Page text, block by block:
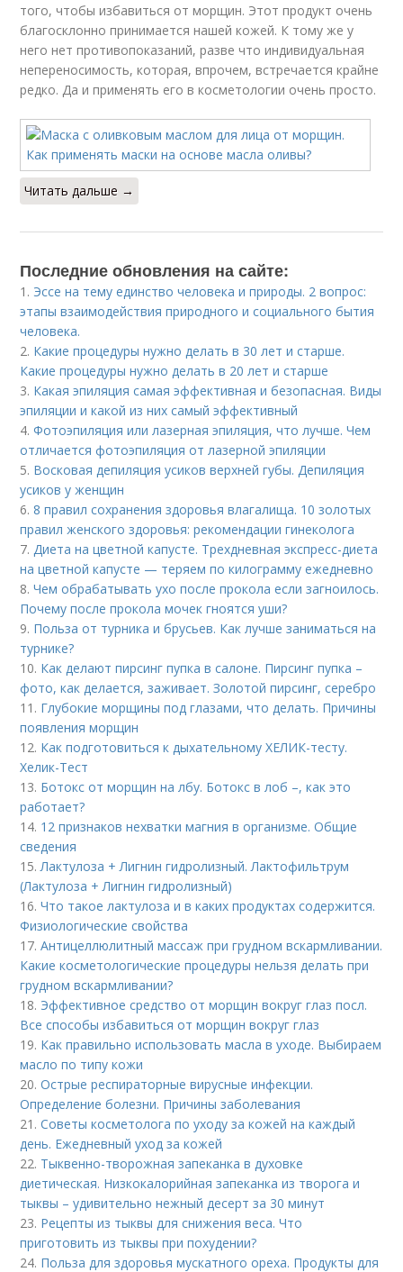
того, чтобы избавиться от морщин. Этот продукт очень
благосклонно принимается нашей кожей. К тому же у
него нет противопоказаний, разве что индивидуальная
непереносимость, которая, впрочем, встречается крайне
редко. Да и применять его в косметологии очень просто.
Читать дальше →
Последние обновления на сайте:
1. Эссе на тему единство человека и природы. 2 вопрос:
этапы взаимодействия природного и социального бытия
человека.
2. Какие процедуры нужно делать в 30 лет и старше.
Какие процедуры нужно делать в 20 лет и старше
3. Какая эпиляция самая эффективная и безопасная. Виды
эпиляции и какой из них самый эффективный
4.Фотоэпиляция или лазерная эпиляция, что лучше. Чем
отличается фотоэпиляция от лазерной эпиляции
5. Восковая депиляция усиков верхней губы. Депиляция
усиков у женщин
6.8 правил сохранения здоровья влагалища. 10 золотых
правил женского здоровья: рекомендации гинеколога
7. Диета на цветной капусте. Трехдневная экспресс-диета
на цветной капусте — теряем по килограмму ежедневно
8.Чем обрабатывать ухо после прокола если загноилось.
Почему после прокола мочек гноятся уши?
9. Польза от турника и брусьев. Как лучше заниматься на
турнике?
10. Как делают пирсинг пупка в салоне. Пирсинг пупка –
фото, как делается, заживает. Золотой пирсинг, серебро
11. Глубокие морщины под глазами, что делать. Причины
появления морщин
12. Как подготовиться к дыхательному ХЕЛИК-тесту.
Хелик-Тест
13. Ботокс от морщин на лбу. Ботокс в лоб –, как это
работает?
14. 12 признаков нехватки магния в организме. Общие
сведения
15. Лактулоза + Лигнин гидролизный. Лактофильтрум
(Лактулоза + Лигнин гидролизный)
16.Что такое лактулоза и в каких продуктах содержится.
Физиологические свойства
17.Антицеллюлитный массаж при грудном вскармливании.
Какие косметологические процедуры нельзя делать при
грудном вскармливании?
18. Эффективное средство от морщин вокруг глаз посл.
Все способы избавиться от морщин вокруг глаз
19. Как правильно использовать масла в уходе. Выбираем
масло по типу кожи
20.Острые респираторные вирусные инфекции.
Определение болезни. Причины заболевания
21.Советы косметолога по уходу за кожей на каждый
день. Ежедневный уход за кожей
22. Тыквенно-творожная запеканка в духовке
диетическая. Низкокалорийная запеканка из творога и
тыквы – удивительно нежный десерт за 30 минут
23. Рецепты из тыквы для снижения веса. Что
приготовить из тыквы при похудении?
24. Польза для здоровья мускатного ореха. Продукты для